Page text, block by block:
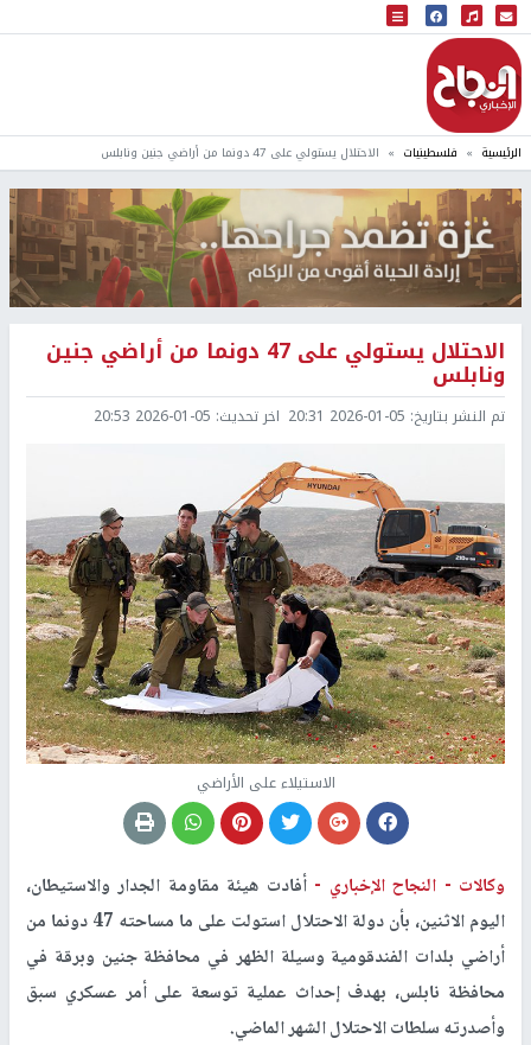
البث المباشر
إذاعة النجاح
الرئيسية فلسطينيات الاحتلال يستولي على 47 دونما من أراضي جنين ونابلس
الاحتلال يستولي على 47 دونما من أراضي جنين
ونابلس
تم النشر بتاريخ: 2026-01-05 20:31 اخر تحديث: 2026-01-05 20:53
الاستيلاء على الأراضي
وكالات - النجاح الإخباري -أفادت هيئة مقاومة الجدار والاستيطان،
اليوم الاثنين، بأن دولة الاحتلال استولت على ما مساحته 47 دونما من
أراضي بلدات الفندقومية وسيلة الظهر في محافظة جنين وبرقة في
محافظة نابلس، بهدف إحداث عملية توسعة على أمر عسكري سبق
وأصدرته سلطات الاحتلال الشهر الماضي.